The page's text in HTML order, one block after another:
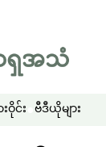
ဝိုင်း ဗီဒီယိုများ